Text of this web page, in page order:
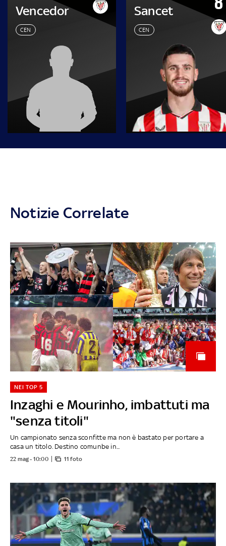
Vencedor
CEN
Sancet
CEN
Notizie Correlate
Inzaghi e Mourinho, imbattuti ma
"senza titoli"
NEI TOP 5
Un campionato senza sconfitte ma non è bastato per portare a
casa un titolo. Destino comunbe in...
22 mag - 10:00 11 foto